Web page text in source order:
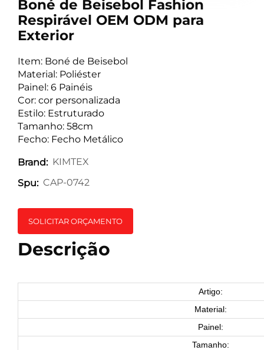
Boné de Beisebol Fashion
Respirável OEM ODM para
Exterior
Item: Boné de Beisebol
Material: Poliéster
Painel: 6 Painéis
Cor: cor personalizada
Estilo: Estruturado
Tamanho: 58cm
Fecho: Fecho Metálico
Brand: KIMTEX
Spu: CAP-0742
SOLICITAR ORÇAMENTO
Descrição
Artigo:
Material:
Painel:
Tamanho: